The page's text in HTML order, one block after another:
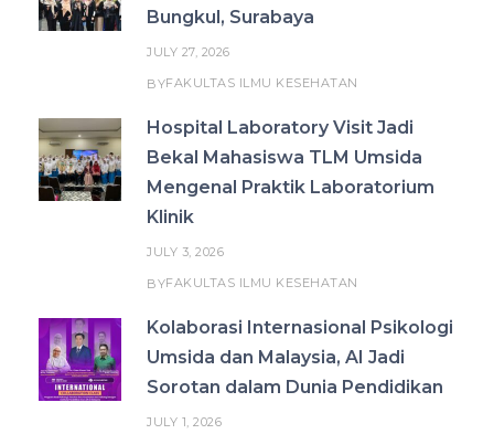
Bungkul, Surabaya
JULY 27, 2026
BYFAKULTAS ILMU KESEHATAN
Hospital Laboratory Visit Jadi
Bekal Mahasiswa TLM Umsida
Mengenal Praktik Laboratorium
Klinik
JULY 3, 2026
BYFAKULTAS ILMU KESEHATAN
Kolaborasi Internasional Psikologi
Umsida dan Malaysia, AI Jadi
Sorotan dalam Dunia Pendidikan
JULY 1, 2026